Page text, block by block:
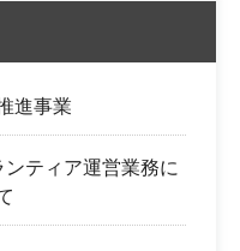
進事業
ティア運営業務に